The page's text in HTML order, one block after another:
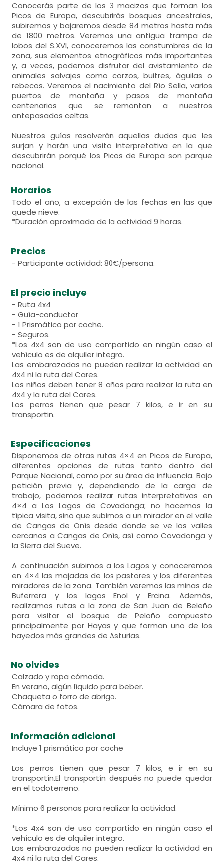
Conocerás parte de los 3 macizos que forman los
Picos de Europa, descubrirás bosques ancestrales,
subiremos y bajaremos desde 84 metros hasta más
de 1800 metros. Veremos una antigua trampa de
lobos del S.XVI, conoceremos las constumbres de la
zona, sus elementos etnográficos más importantes
y, a veces, podemos disfrutar del avistamiento de
animales salvajes como corzos, buitres, águilas o
rebecos. Veremos el nacimiento del Río Sella, varios
puertos de montaña y pasos de montaña
centenarios que se remontan a nuestros
antepasados celtas.
Nuestros guías resolverán aquellas dudas que les
surjan y harán una visita interpretativa en la que
descubrirán porqué los Picos de Europa son parque
nacional.
Horarios
Todo el año, a excepción de las fechas en las que
quede nieve.
*Duración aproximada de la actividad 9 horas.
Precios
- Participante actividad: 80€/persona.
El precio incluye
- Ruta 4x4
- Guía-conductor
- 1 Prismático por coche.
- Seguros.
*Los 4x4 son de uso compartido en ningún caso el
vehículo es de alquiler integro.
Las embarazadas no pueden realizar la actividad en
4x4 ni la ruta del Cares.
Los niños deben tener 8 años para realizar la ruta en
4x4 y la ruta del Cares.
Los perros tienen que pesar 7 kilos, e ir en su
transportin.
Especificaciones
Disponemos de otras rutas 4×4 en Picos de Europa,
diferentes opciones de rutas tanto dentro del
Parque Nacional, como por su área de influencia. Bajo
petición previa y, dependiendo de la carga de
trabajo, podemos realizar rutas interpretativas en
4×4 a Los Lagos de Covadonga; no hacemos la
típica visita, sino que subimos a un mirador en el valle
de Cangas de Onís desde donde se ve los valles
cercanos a Cangas de Onís, así como Covadonga y
la Sierra del Sueve.
A continuación subimos a los Lagos y conoceremos
en 4×4 las majadas de los pastores y los diferentes
miradores de la zona. También veremos las minas de
Buferrera y los lagos Enol y Ercina. Además,
realizamos rutas a la zona de San Juan de Beleño
para visitar el bosque de Peloño compuesto
principalmente por Hayas y que forman uno de los
hayedos más grandes de Asturias.
No olvides
Calzado y ropa cómoda.
En verano, algún líquido para beber.
Chaqueta o forro de abrigo.
Cámara de fotos.
Información adicional
Incluye 1 prismático por coche
Los perros tienen que pesar 7 kilos, e ir en su
transportín.El transportín después no puede quedar
en el todoterreno.
Mínimo 6 personas para realizar la actividad.
*Los 4x4 son de uso compartido en ningún caso el
vehículo es de alquiler integro.
Las embarazadas no pueden realizar la actividad en
4x4 ni la ruta del Cares.